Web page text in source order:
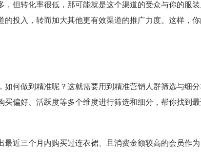
但转化率很低，那可能就是这个渠道的受众与你的服
投入，转而加大其他更有效渠道的推广力度。这样，
何做到精准呢？这就需要用到精准营销人群筛选与细
偏好、活跃度等多个维度进行筛选和细分，帮你找到
近三个月内购买过连衣裙、且消费金额较高的会员作为